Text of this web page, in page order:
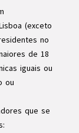
(exceto
no
de 18
iguais ou
ou
que se